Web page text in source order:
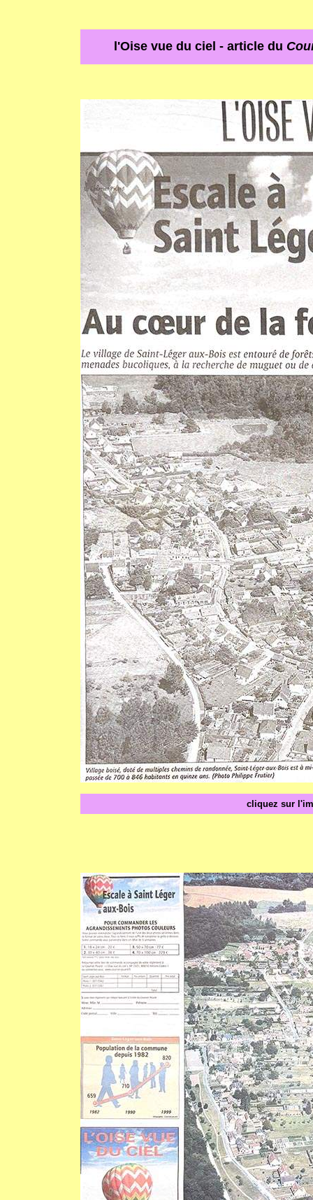
l'Oise vue du ciel - article du
cliquez sur